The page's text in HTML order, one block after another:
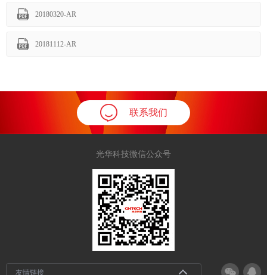
20180320-AR
20181112-AR
联系我们
光华科技微信公众号
友情链接